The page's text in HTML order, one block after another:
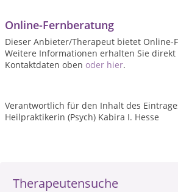
Therapeutensuche
Online-Fernberatung
Dieser Anbieter/Therapeut bietet Online-
Weitere Informationen erhalten Sie
Kontaktdaten oben oder hier.
Verantwortlich für den Inhalt des
Heilpraktikerin (Psych) Kabira I. Hesse